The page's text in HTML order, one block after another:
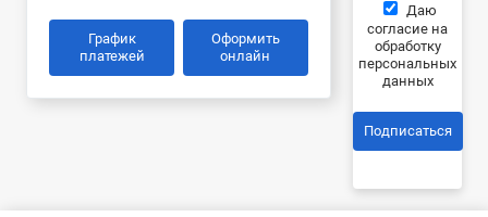
График
платежей
Оформить
онлайн
Даю
согласие на
обработку
персональных
данных
Подписаться